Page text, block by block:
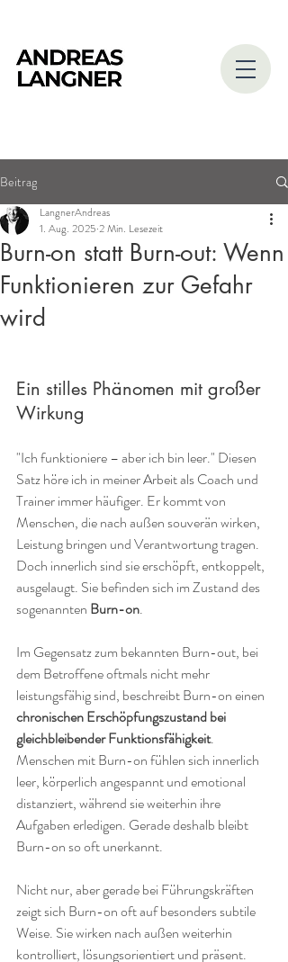
Beitrag
Burn-on statt Burn-out: Wenn
Funktionieren zur Gefahr
wird
LangnerAndreas
1. Aug. 2025 2 Min. Lesezeit
Ein stilles Phänomen mit großer
Wirkung
"Ich funktioniere – aber ich bin leer." Diesen
Satz höre ich in meiner Arbeit als Coach und
Trainer immer häufiger. Er kommt von
Menschen, die nach außen souverän wirken,
Leistung bringen und Verantwortung tragen.
Doch innerlich sind sie erschöpft, entkoppelt,
ausgelaugt. Sie befinden sich im Zustand des
sogenannten Burn-on.
Im Gegensatz zum bekannten Burn-out, bei
dem Betroffene oftmals nicht mehr
leistungsfähig sind, beschreibt Burn-on einen
chronischen Erschöpfungszustand bei
gleichbleibender Funktionsfähigkeit.
Menschen mit Burn-on fühlen sich innerlich
leer, körperlich angespannt und emotional
distanziert, während sie weiterhin ihre
Aufgaben erledigen. Gerade deshalb bleibt
Burn-on so oft unerkannt.
Nicht nur, aber gerade bei Führungskräften
zeigt sich Burn-on oft auf besonders subtile
Weise. Sie wirken nach außen weiterhin
kontrolliert, lösungsorientiert und präsent.